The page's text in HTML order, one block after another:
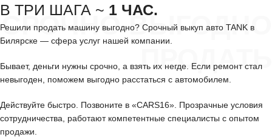
СРОЧНО ВЫГОДНО
ПРОДАТЬ
В ТРИ ШАГА ~ 1 ЧАС.
Решили продать машину выгодно? Срочный выкуп авто TANK в
Билярске — сфера услуг нашей компании.
Бывает, деньги нужны срочно, а взять их негде. Если ремонт стал
невыгоден, поможем выгодно расстаться с автомобилем.
Действуйте быстро. Позвоните в «CARS16». Прозрачные условия
сотрудничества, работают компетентные специалисты с опытом
продажи.